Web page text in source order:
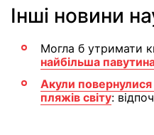
Інші новини
Могла б утримати
найбільша павутина
Акули
пляжів світу: